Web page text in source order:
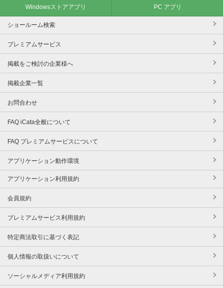
Windowsストアアプリ PC アプリ
ショールーム検索
プレミアムサービス
掲載をご検討の企業様へ
掲載企業一覧
お問合わせ
FAQ iCata全般について
FAQ プレミアムサービスについて
アプリケーション動作環境
アプリケーション利用規約
会員規約
プレミアムサービス利用規約
特定商法取引に基づく表記
個人情報の取扱いについて
ソーシャルメディア利用規約